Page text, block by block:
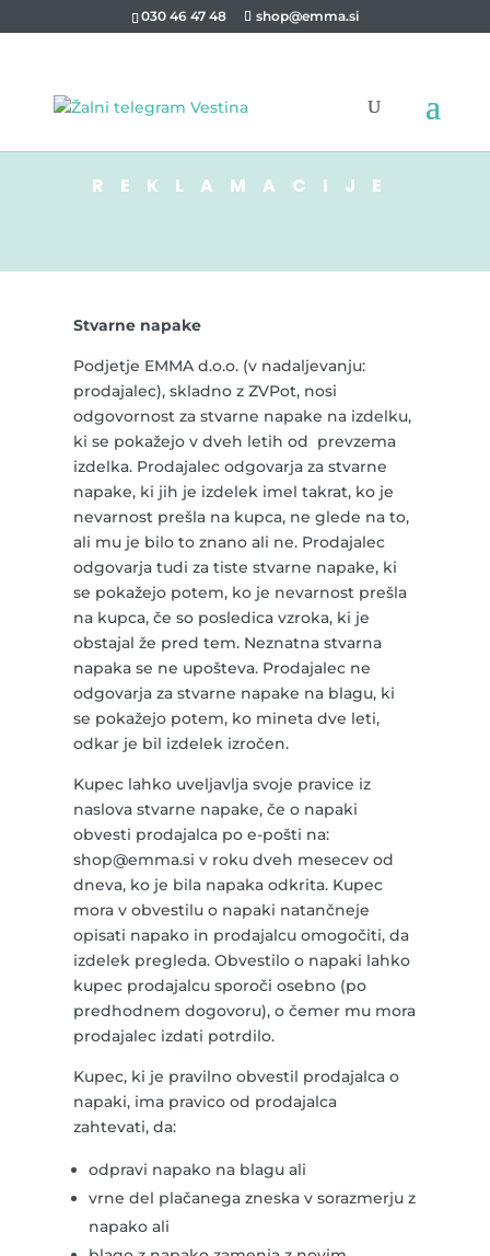
030 46 47 48 shop@emma.si
REKLAMACIJE
Stvarne napake
Podjetje EMMA d.o.o. (v nadaljevanju:
prodajalec), skladno z ZVPot, nosi
odgovornost za stvarne napake na izdelku,
ki se pokažejo v dveh letih od prevzema
izdelka. Prodajalec odgovarja za stvarne
napake, ki jih je izdelek imel takrat, ko je
nevarnost prešla na kupca, ne glede na to,
ali mu je bilo to znano ali ne. Prodajalec
odgovarja tudi za tiste stvarne napake, ki
se pokažejo potem, ko je nevarnost prešla
na kupca, če so posledica vzroka, ki je
obstajal že pred tem. Neznatna stvarna
napaka se ne upošteva. Prodajalec ne
odgovarja za stvarne napake na blagu, ki
se pokažejo potem, ko mineta dve leti,
odkar je bil izdelek izročen.
Kupec lahko uveljavlja svoje pravice iz
naslova stvarne napake, če o napaki
obvesti prodajalca po e-pošti na:
shop@emma.si v roku dveh mesecev od
dneva, ko je bila napaka odkrita. Kupec
mora v obvestilu o napaki natančneje
opisati napako in prodajalcu omogočiti, da
izdelek pregleda. Obvestilo o napaki lahko
kupec prodajalcu sporoči osebno (po
predhodnem dogovoru), o čemer mu mora
prodajalec izdati potrdilo.
Kupec, ki je pravilno obvestil prodajalca o
napaki, ima pravico od prodajalca
zahtevati, da:
odpravi napako na blagu ali
vrne del plačanega zneska v sorazmerju z
napako ali